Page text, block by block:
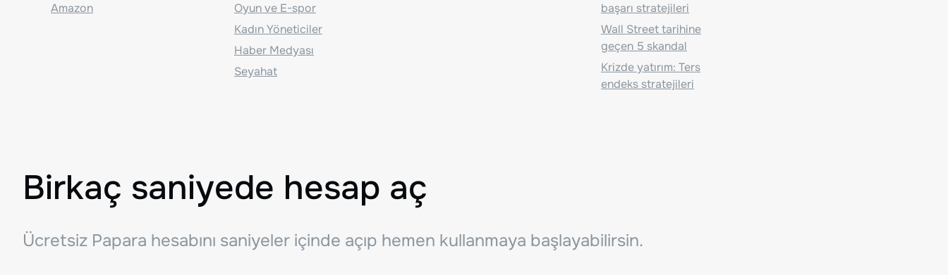
Amazon
Oyun ve E-spor
Kadın Yöneticiler
Haber Medyası
Seyahat
başarı stratejileri
Wall Street tarihine
geçen 5 skandal
Krizde yatırım: Ters
endeks stratejileri
Birkaç saniyede hesap aç
Ücretsiz Papara hesabını saniyeler içinde açıp hemen kullanmaya başlayabilirsin.